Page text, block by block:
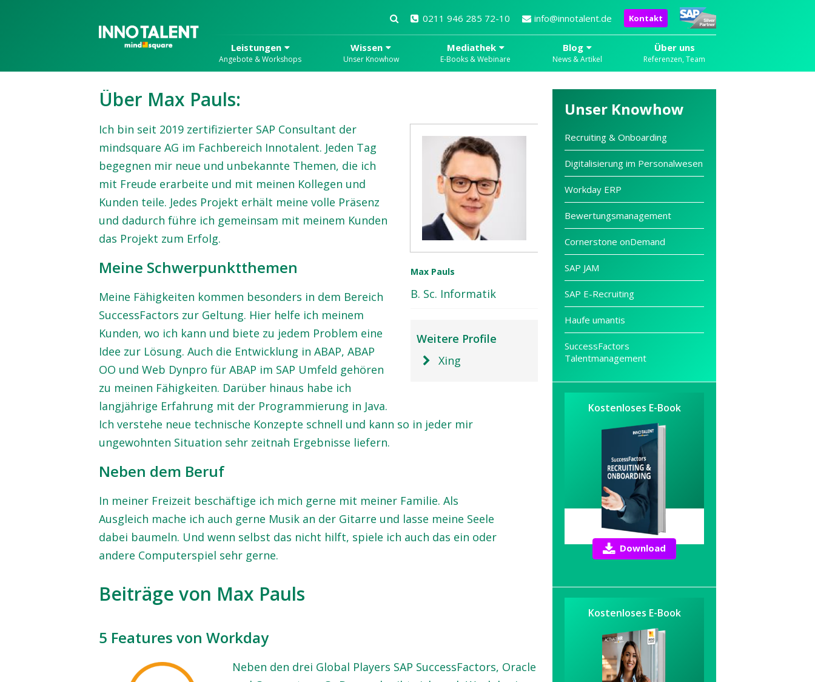
0211 946 285 72-10 info@innotalent.de Kontakt
Leistungen
Angebote & Workshops
Wissen
Unser Knowhow
Mediathek
E-Books & Webinare
Blog
News & Artikel
Über uns
Referenzen, Team
Max Pauls
B. Sc. Informatik
Weitere Profile
Xing
Über Max Pauls:
Ich bin seit 2019 zertifizierter SAP Consultant der
mindsquare AG im Fachbereich Innotalent. Jeden Tag
begegnen mir neue und unbekannte Themen, die ich
mit Freude erarbeite und mit meinen Kollegen und
Kunden teile. Jedes Projekt erhält meine volle Präsenz
und dadurch führe ich gemeinsam mit meinem Kunden
das Projekt zum Erfolg.
Meine Schwerpunktthemen
Meine Fähigkeiten kommen besonders in dem Bereich
SuccessFactors zur Geltung. Hier helfe ich meinem
Kunden, wo ich kann und biete zu jedem Problem eine
Idee zur Lösung. Auch die Entwicklung in ABAP, ABAP
OO und Web Dynpro für ABAP im SAP Umfeld gehören
zu meinen Fähigkeiten. Darüber hinaus habe ich
langjährige Erfahrung mit der Programmierung in Java.
Ich verstehe neue technische Konzepte schnell und kann so in jeder mir
ungewohnten Situation sehr zeitnah Ergebnisse liefern.
Neben dem Beruf
In meiner Freizeit beschäftige ich mich gerne mit meiner Familie. Als
Ausgleich mache ich auch gerne Musik an der Gitarre und lasse meine Seele
dabei baumeln. Und wenn selbst das nicht hilft, spiele ich auch das ein oder
andere Computerspiel sehr gerne.
Beiträge von Max Pauls
5 Features von Workday
Neben den drei Global Players SAP SuccessFactors, Oracle
Unser Knowhow
Recruiting & Onboarding
Digitalisierung im Personalwesen
Workday ERP
Bewertungsmanagement
Cornerstone onDemand
SAP JAM
SAP E-Recruiting
Haufe umantis
SuccessFactors
Talentmanagement
Kostenloses E-Book
Download
Kostenloses E-Book